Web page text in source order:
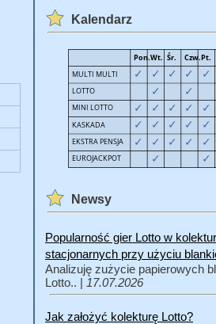
Kalendarz
Newsy
Popularność gier Lotto w
stacjonarnych przy użyciu
Analizuję zużycie papierowych
Lotto.. | 17.07.2026
Jak założyć kolekturę Lotto?